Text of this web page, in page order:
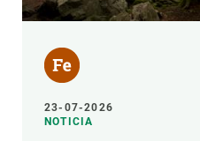
23-07-2026
NOTICIA